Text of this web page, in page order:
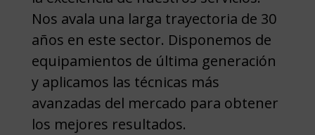
Nos avala una larga trayectoria de 30
años en este sector. Disponemos de
equipamientos de última generación
y aplicamos las técnicas más
avanzadas del mercado para obtener
los mejores resultados.